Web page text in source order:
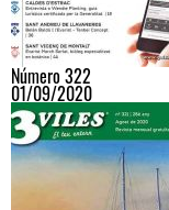
Número 322
01/09/2020